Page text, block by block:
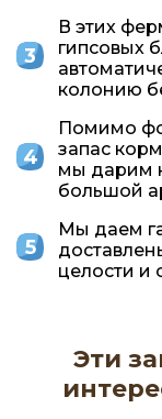
В этих
гипсовых
колонию
Помимо
запас
мы дарим
большой
Мы даем
целости и
Эти